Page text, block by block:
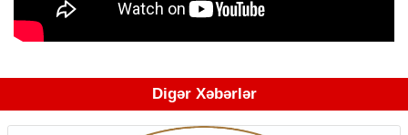
Digər Xəbərlər